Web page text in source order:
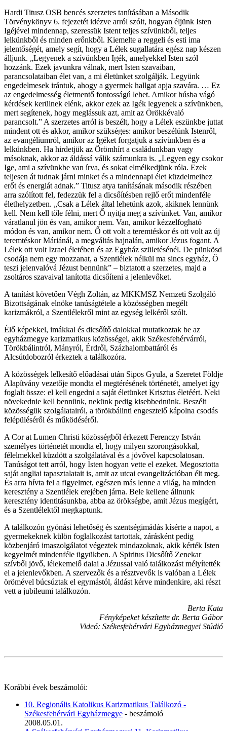
Hardi Titusz OSB bencés szerzetes tanításában a Második
Törvénykönyv 6. fejezetét idézve arról szólt, hogyan éljünk Isten
Igéjével mindennap, szeressük Istent teljes szívünkből, teljes
lelkünkből és minden erőnkből. Kiemelte a reggeli és esti ima
jelentőségét, amely segít, hogy a Lélek sugallatára egész nap készen
álljunk. „Legyenek a szívünkben Igék, amelyekkel Isten szól
hozzánk. Ezek javunkra válnak, mert Isten szavaiban,
parancsolataiban élet van, a mi életünket szolgálják. Legyünk
engedelmesek irántuk, ahogy a gyermek hallgat apja szavára. … Ez
az engedelmesség életmentő fontosságú lehet. Amikor húsba vágó
kérdések kerülnek elénk, akkor ezek az Igék legyenek a szívünkben,
mert segítenek, hogy meglássuk azt, amit az Örökkévaló
parancsolt.” A szerzetes arról is beszélt, hogy a Lélek eszünkbe juttat
mindent ott és akkor, amikor szükséges: amikor beszélünk Istenről,
az evangéliumról, amikor az Igéket forgatjuk a szívünkben és a
lelkünkben. Ha hirdetjük az Örömhírt a családunkban vagy
másoknak, akkor az áldássá válik számunkra is. „Legyen egy csokor
Ige, ami a szívünkbe van írva, és sokat elmélkedjünk róla. Ezek
teljesen át tudnak járni minket és a mindennapi élet küzdelmeihez
erőt és energiát adnak.” Titusz atya tanításának második részében
arra szólított fel, fedezzük fel a dicsőítésben rejlő erőt mindenféle
élethelyzetben. „Csak a Lélek által lehetünk azok, akiknek lennünk
kell. Nem kell tőle félni, mert Ő nyitja meg a szívünket. Van, amikor
váratlanul jön és van, amikor nem. Van, amikor kézzelfogható
módon és van, amikor nem. Ő ott volt a teremtéskor és ott volt az új
teremtéskor Máriánál, a megváltás hajnalán, amikor Jézus fogant. A
Lélek ott volt Izrael életében és az Egyház születésénél. De pünkösd
csodája nem egy mozzanat, a Szentlélek nélkül ma sincs egyház, Ő
teszi jelenvalóvá Jézust bennünk” – biztatott a szerzetes, majd a
zsoltáros szavaival tanította dicsőíteni a jelenlevőket.
A tanítást követően Végh Zoltán, az MKKMSZ Nemzeti Szolgáló
Bizottságának elnöke tanúságtétele a közösségben megélt
karizmákról, a Szentlélekről mint az egység lelkéről szólt.
Élő képekkel, imákkal és dicsőítő dalokkal mutatkoztak be az
egyházmegye karizmatikus közösségei, akik Székesfehérvárról,
Törökbálintról, Mányról, Érdről, Százhalombattáról és
Alcsútdobozról érkeztek a találkozóra.
A közösségek lelkesítő előadásai után Sipos Gyula, a Szeretet Földje
Alapítvány vezetője mondta el megtérésének történetét, amelyet így
foglalt össze: el kell engedni a saját életünket Krisztus életéért. Neki
növekednie kell bennünk, nekünk pedig kisebbednünk. Beszélt
közösségük szolgálatairól, a törökbálinti engesztelő kápolna csodás
felépüléséről és működéséről.
A Cor at Lumen Christi közösségből érkezett Ferenczy István
személyes történetét mondta el, hogy milyen szorongásokkal,
félelmekkel küzdött a szolgálatával és a jövővel kapcsolatosan.
Tanúságot tett arról, hogy Isten hogyan vette el ezeket. Megosztotta
saját angliai tapasztalatait is, amit az utcai evangelizációban élt meg.
És arra hívta fel a figyelmet, egészen más lenne a világ, ha minden
keresztény a Szentlélek erejében járna. Bele kellene állnunk
keresztény identitásunkba, abba az örökségbe, amit Jézus megígért,
és a Szentlélektől megkaptunk.
A találkozón gyónási lehetőség és szentségimádás kísérte a napot, a
gyermekeknek külön foglalkozást tartottak, zárásként pedig
közbenjáró imaszolgálatot végeztek mindazoknak, akik kérték Isten
kegyelmét mindenféle ügyükben. A Spiritus Dicsőítő Zenekar
szívből jövő, lélekemelő dalai a Jézussal való találkozást mélyítették
el a jelenlevőkben. A szervezők és a résztvevők is valóban a Lélek
örömével búcsúztak el egymástól, áldást kérve mindenkire, aki részt
vett a jubileumi találkozón.
Berta Kata
Fényképeket készítette dr. Berta Gábor
Videó: Székesfehérvári Egyházmegyei Stúdió
Korábbi évek beszámolói:
10. Regionális Katolikus Karizmatikus Találkozó -
Székesfehérvári Egyházmegye - beszámoló
2008.05.01.